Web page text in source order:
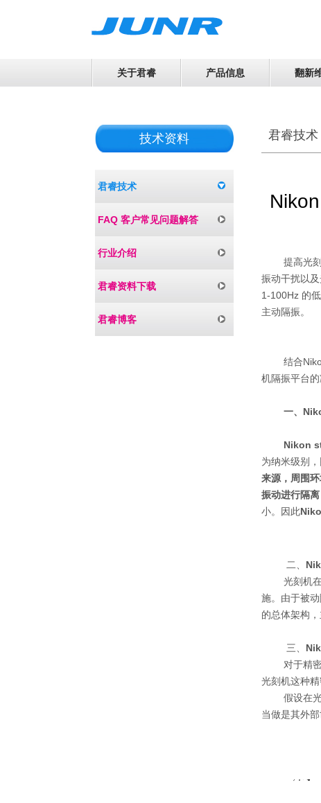
关于君睿 产品信息 翻新
技术资料
君睿技术
FAQ 客户常见问题解答
行业介绍
君睿资料下载
君睿博客
君睿技术
提高光
振动干扰以
1-100Hz 的
主动隔振。
结合
机隔振平台
一、
Nikon
为纳米级别
来源，周围
振动进行隔离
小。因此
二、
光刻机
施。由于被
的总体架构
三、
对于精
光刻机这种
假设在
当做是其外